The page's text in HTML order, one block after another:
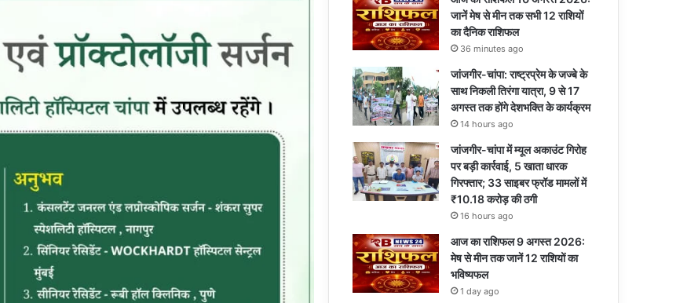
जानें मेष से मीन तक सभी 12 राशियों
का दैनिक राशिफल
36 minutes ago
जांजगीर-चांपा: राष्ट्रप्रेम के जज्बे के
साथ निकली तिरंगा यात्रा, 9 से 17
अगस्त तक होंगे देशभक्ति के कार्यक्रम
14 hours ago
जांजगीर-चांपा में म्यूल अकाउंट गिरोह
पर बड़ी कार्रवाई, 5 खाता धारक
गिरफ्तार; 33 साइबर फ्रॉड मामलों में
₹10.18 करोड़ की ठगी
16 hours ago
आज का राशिफल 9 अगस्त 2026:
मेष से मीन तक जानें 12 राशियों का
भविष्यफल
1 day ago